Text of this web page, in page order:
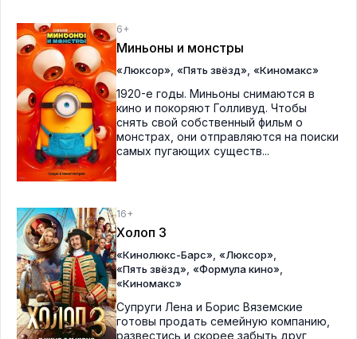
6+
Миньоны и монстры
«Люксор», «Пять звёзд», «Киномакс»
1920-е годы. Миньоны снимаются в
кино и покоряют Голливуд. Чтобы
снять свой собственный фильм о
монстрах, они отправляются на поиски
самых пугающих существ...
16+
Холоп 3
«Кинолюкс-Барс» «Люксор»
«Пять звёзд» «Формула кино»
«Киномакс»
Супруги Лена и Борис Вяземские
готовы продать семейную компанию,
развестись и скорее забыть друг